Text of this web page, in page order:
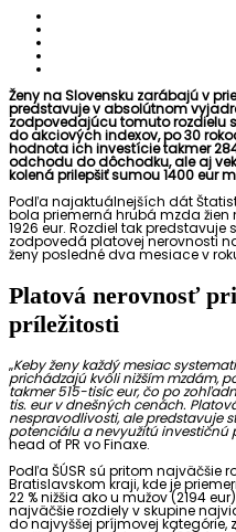
Ženy na Slovensku zarábajú v
predstavuje v absolútnom
zodpovedajúcu tomuto rozdielu
do akciových indexov, po 30
hodnota ich investície takmer
odchodu do dôchodku, ale aj
kolená prilepšiť sumou 1400 eur
Podľa najaktuálnejších dát
bola priemerná hrubá mzda žien
1926 eur. Rozdiel tak
zodpovedá platovej nerovnosti
ženy posledné dva mesiace v
Platová nerovnosť
príležitosti
„Keby ženy každý mesiac
prichádzajú kvôli nižším mzdám,
takmer 515-tisíc eur, čo po
tis. eur v dnešných cenách.
nespravodlivosti, ale predstavuje
potenciálu a nevyužitú investičnú
head of PR vo Finaxe.
Podľa ŠÚSR sú pritom najväčšie
Bratislavskom kraji, kde je
22 % nižšia ako u mužov (2194
najväčšie rozdiely v skupine
do najvyššej príjmovej kategórie,